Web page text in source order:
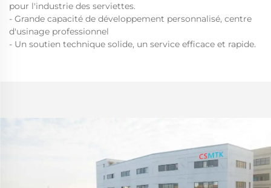
pour l'industrie des serviettes.
- Grande capacité de développement personnalisé, centre
d'usinage professionnel
- Un soutien technique solide, un service efficace et rapide.